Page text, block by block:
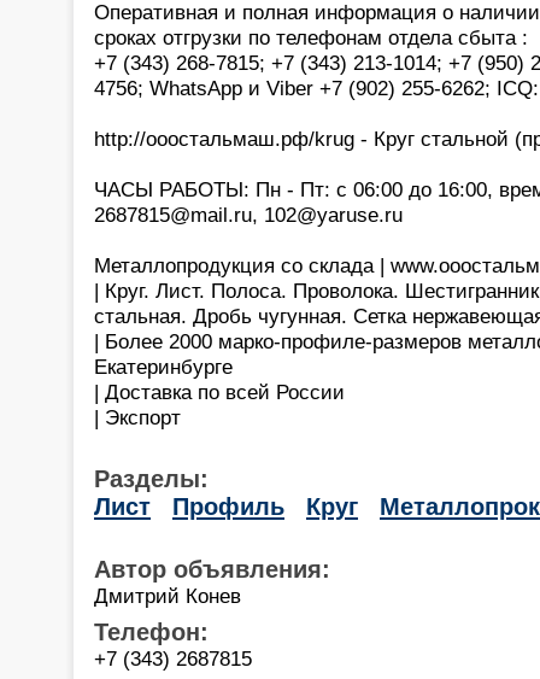
Оперативная и полная информация о
сроках отгрузки по телефонам отдела сбыта :
+7 (343) 268-7815; +7 (343) 213-1014; +7 (950)
4756; WhatsApp и Viber +7 (902) 255-6262;
http://ооостальмаш.рф/krug - Круг стальной
ЧАСЫ РАБОТЫ: Пн - Пт: с 06:00 до 16:00,
2687815@mail.ru, 102@yaruse.ru
Металлопродукция со склада |
| Круг. Лист. Полоса. Проволока.
стальная. Дробь чугунная. Сетка
| Более 2000 марко-профиле-размеров
Екатеринбурге
| Доставка по всей России
| Экспорт
Разделы:
Лист
Профиль Круг
Автор объявления:
Дмитрий Конев
Телефон:
+7 (343) 2687815